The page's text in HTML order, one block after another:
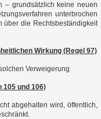
– grundsätzlich keine neuen
unterbrochen
über die Rechtsbeständigkeit
Wirkung (Regel 97)
Verweigerung
105 und 106)
abgehalten wird, öffentlich,